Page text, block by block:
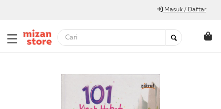
Masuk / Daftar